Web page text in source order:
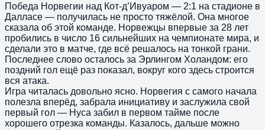
Победа Норвегии над Кот-д’Ивуаром — 2:1 на стадионе в
Далласе — получилась не просто тяжёлой. Она многое
сказала об этой команде. Норвежцы впервые за 28 лет
пробились в число 16 сильнейших на чемпионате мира, и
сделали это в матче, где всё решалось на тонкой грани.
Последнее слово осталось за Эрлингом Холандом: его
поздний гол ещё раз показал, вокруг кого здесь строится
вся атака.
Игра читалась довольно ясно. Норвегия с самого начала
полезла вперёд, забрала инициативу и заслужила свой
первый гол — Нуса забил в первом тайме после
хорошего отрезка команды. Казалось, дальше можно